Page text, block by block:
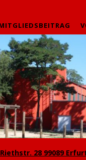
28 99089